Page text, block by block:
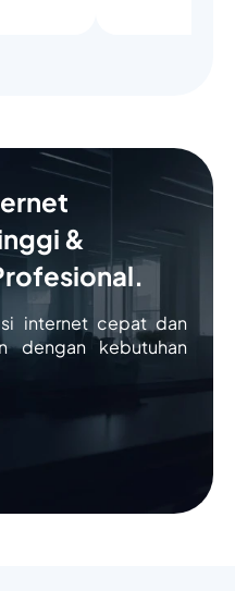
&
internet cepat dan
dengan kebutuhan